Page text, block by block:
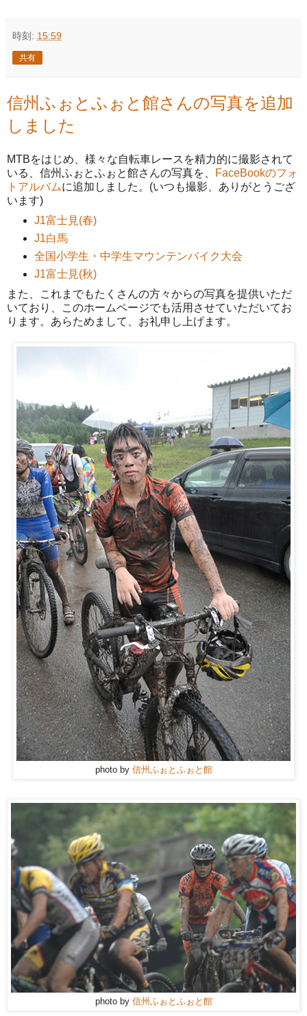
時刻: 15:59
共有
信州ふぉとふぉと館さんの写真を追加
しました
MTBをはじめ、様々な自転車レースを精力的に撮影されて
いる、信州ふぉとふぉと館さんの写真を、
FaceBookのフォ
トアルバムに追加しました。(いつも撮影、ありがとうござ
います)
J1富士見(春)
J1白馬
全国小学生・中学生マウンテンバイク大会
J1富士見(秋)
また、これまでもたくさんの方々からの写真を提供いただ
いており、このホームページでも活用させていただいてお
ります。あらためまして、お礼申し上げます。
photo by 信州ふぉとふぉと館
photo by 信州ふぉとふぉと館